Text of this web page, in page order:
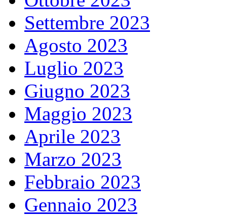
Settembre 2023
Agosto 2023
Luglio 2023
Giugno 2023
Maggio 2023
Aprile 2023
Marzo 2023
Febbraio 2023
Gennaio 2023